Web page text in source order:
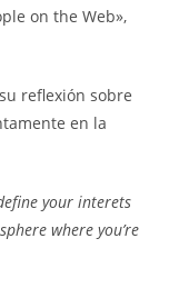
on the Web»,
reflexión sobre
en la
your interets
where you’re